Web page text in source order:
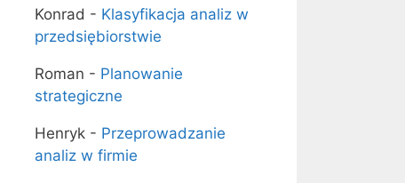
Konrad - Klasyfikacja analiz w
przedsiębiorstwie
Roman - Planowanie
strategiczne
Henryk - Przeprowadzanie
analiz w firmie